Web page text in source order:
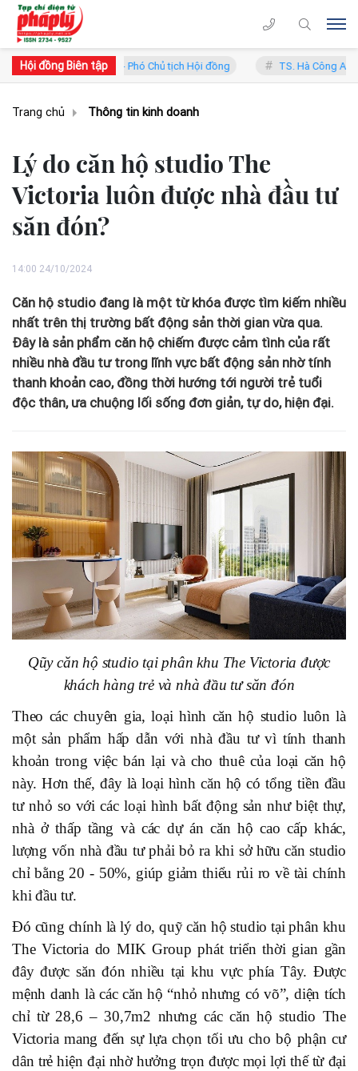
Hội đồng Biên tập
Trung Lý - Phó Chủ tịch Hội đồng TS. Hà Công Anh Bảo - Phó
Trang chủ Thông tin kinh doanh
Lý do căn hộ studio The
Victoria luôn được nhà đầu tư
săn đón?
14:00 24/10/2024
Căn hộ studio đang là một từ khóa được tìm kiếm nhiều
nhất trên thị trường bất động sản thời gian vừa qua.
Đây là sản phẩm căn hộ chiếm được cảm tình của rất
nhiều nhà đầu tư trong lĩnh vực bất động sản nhờ tính
thanh khoản cao, đồng thời hướng tới người trẻ tuổi
độc thân, ưa chuộng lối sống đơn giản, tự do, hiện đại.
Qũy căn hộ studio tại phân khu The Victoria được
khách hàng trẻ và nhà đầu tư săn đón
Theo các chuyên gia, loại hình căn hộ studio luôn là
một sản phẩm hấp dẫn với nhà đầu tư vì tính thanh
khoản trong việc bán lại và cho thuê của loại căn hộ
này. Hơn thế, đây là loại hình căn hộ có tổng tiền đầu
tư nhỏ so với các loại hình bất động sản như biệt thự,
nhà ở thấp tầng và các dự án căn hộ cao cấp khác,
lượng vốn nhà đầu tư phải bỏ ra khi sở hữu căn studio
chỉ bằng 20 - 50%, giúp giảm thiểu rủi ro về tài chính
khi đầu tư.
Đó cũng chính là lý do, quỹ căn hộ studio tại phân khu
The Victoria do MIK Group phát triển thời gian gần
đây được săn đón nhiều tại khu vực phía Tây. Được
mệnh danh là các căn hộ “nhỏ nhưng có võ”, diện tích
chỉ từ 28,6 – 30,7m2 nhưng các căn hộ studio The
Victoria mang đến sự lựa chọn tối ưu cho bộ phận cư
dân trẻ hiện đại nhờ hưởng trọn được mọi lợi thế từ đại